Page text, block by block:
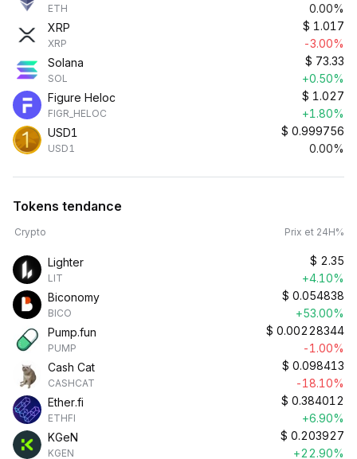
ETH
0.00%
XRP
XRP
$ 1.017
-3.00%
Solana
SOL
$ 73.33
+0.50%
Figure Heloc
FIGR_HELOC
$ 1.027
+1.80%
USD1
USD1
$ 0.999756
0.00%
Tokens tendance
Crypto Prix et 24H%
Lighter
LIT
$ 2.35
+4.10%
Biconomy
BICO
$ 0.054838
+53.00%
Pump.fun
PUMP
$ 0.00228344
-1.00%
Cash Cat
CASHCAT
$ 0.098413
-18.10%
Ether.fi
ETHFI
$ 0.384012
+6.90%
KGeN
KGEN
$ 0.203927
+22.90%